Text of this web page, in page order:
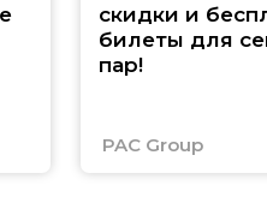
скидки и
билеты для
пар!
PAC Group